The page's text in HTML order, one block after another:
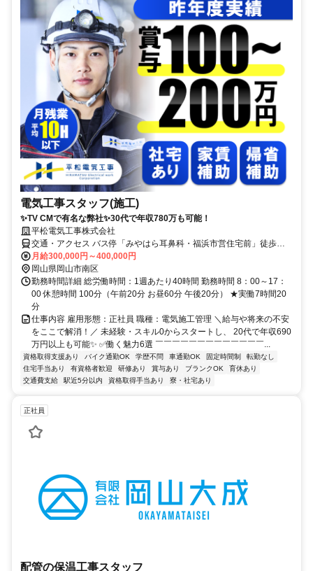
電気工事スタッフ(施工)
✨TV CMで有名な弊社✨30代で年収780万も可能！
平松電気工事株式会社
交通・アクセス バス停「みやはら耳鼻科・福浜市営住宅前」徒歩３
分！ 備前西市駅より車で10分
月給300,000円～400,000円
岡山県岡山市南区
勤務時間詳細 総労働時間：1週あたり40時間 勤務時間 8：00～17：
00 休憩時間 100分（午前20分 お昼60分 午後20分） ★実働7時間20
分
仕事内容 雇用形態：正社員 職種：電気施工管理 ＼給与や将来の不安
をここで解消！／ 未経験・スキル0からスタートし、 20代で年収690
万円以上も可能✨ ✅働く魅力6選 ￣￣￣￣￣￣￣￣￣￣￣￣￣...
資格取得支援あり バイク通勤OK 学歴不問 車通勤OK 固定時間制
転勤なし
住宅手当あり
有資格者歓迎 研修あり 賞与あり ブランクOK
育休あり
交通費支給
駅近5分以内 資格取得手当あり 寮・社宅あり
正社員
配管の保温工事スタッフ